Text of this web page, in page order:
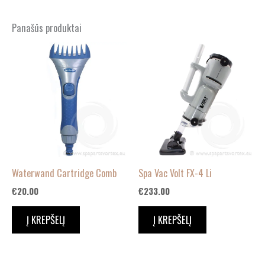
Panašūs produktai
Waterwand Cartridge Comb
€20.00
Į KREPŠELĮ
Spa Vac Volt FX-4 Li
€233.00
Į KREPŠELĮ